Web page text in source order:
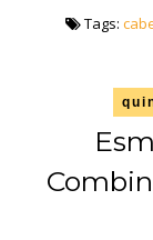
Tags: